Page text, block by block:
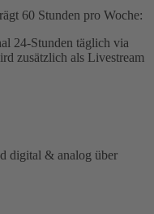
60 Stunden pro Woche:
24-Stunden täglich via
zusätzlich als Livestream
digital & analog über